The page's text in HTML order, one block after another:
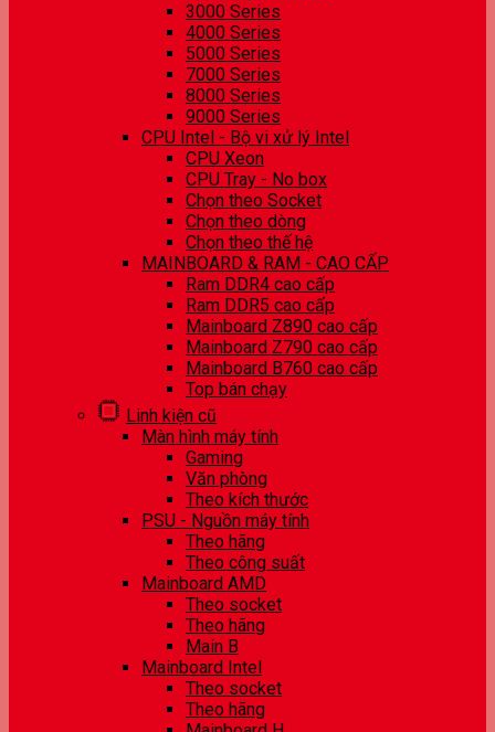
3000 Series
4000 Series
5000 Series
7000 Series
8000 Series
9000 Series
CPU Intel - Bộ vi xử lý Intel
CPU Xeon
CPU Tray - No box
Chọn theo Socket
Chọn theo dòng
Chọn theo thế hệ
MAINBOARD & RAM - CAO CẤP
Ram DDR4 cao cấp
Ram DDR5 cao cấp
Mainboard Z890 cao cấp
Mainboard Z790 cao cấp
Mainboard B760 cao cấp
Top bán chạy
Linh kiện cũ
Màn hình máy tính
Gaming
Văn phòng
Theo kích thước
PSU - Nguồn máy tính
Theo hãng
Theo công suất
Mainboard AMD
Theo socket
Theo hãng
Main B
Mainboard Intel
Theo socket
Theo hãng